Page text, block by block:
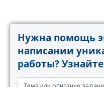
Нужна помощь
написании
работы?